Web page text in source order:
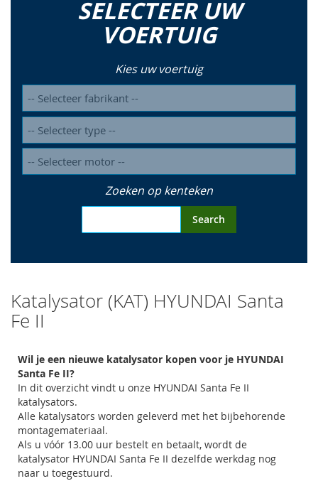
SELECTEER UW
VOERTUIG
Kies uw voertuig
Zoeken op kenteken
Search
Katalysator (KAT) HYUNDAI Santa
Fe II
Wil je een nieuwe katalysator kopen voor je HYUNDAI
Santa Fe II?
In dit overzicht vindt u onze HYUNDAI Santa Fe II
katalysators.
Alle katalysators worden geleverd met het bijbehorende
montagemateriaal.
Als u vóór 13.00 uur bestelt en betaalt, wordt de
katalysator HYUNDAI Santa Fe II dezelfde werkdag nog
naar u toegestuurd.